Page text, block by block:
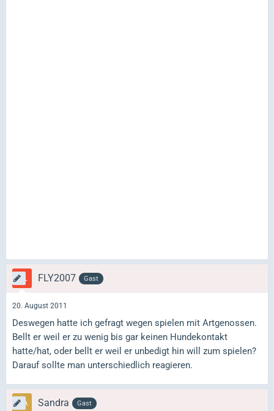
FLY2007 Gast
20. August 2011
Deswegen hatte ich gefragt wegen spielen mit Artgenossen.
Bellt er weil er zu wenig bis gar keinen Hundekontakt
hatte/hat, oder bellt er weil er unbedigt hin will zum spielen?
Darauf sollte man unterschiedlich reagieren.
Sandra Gast